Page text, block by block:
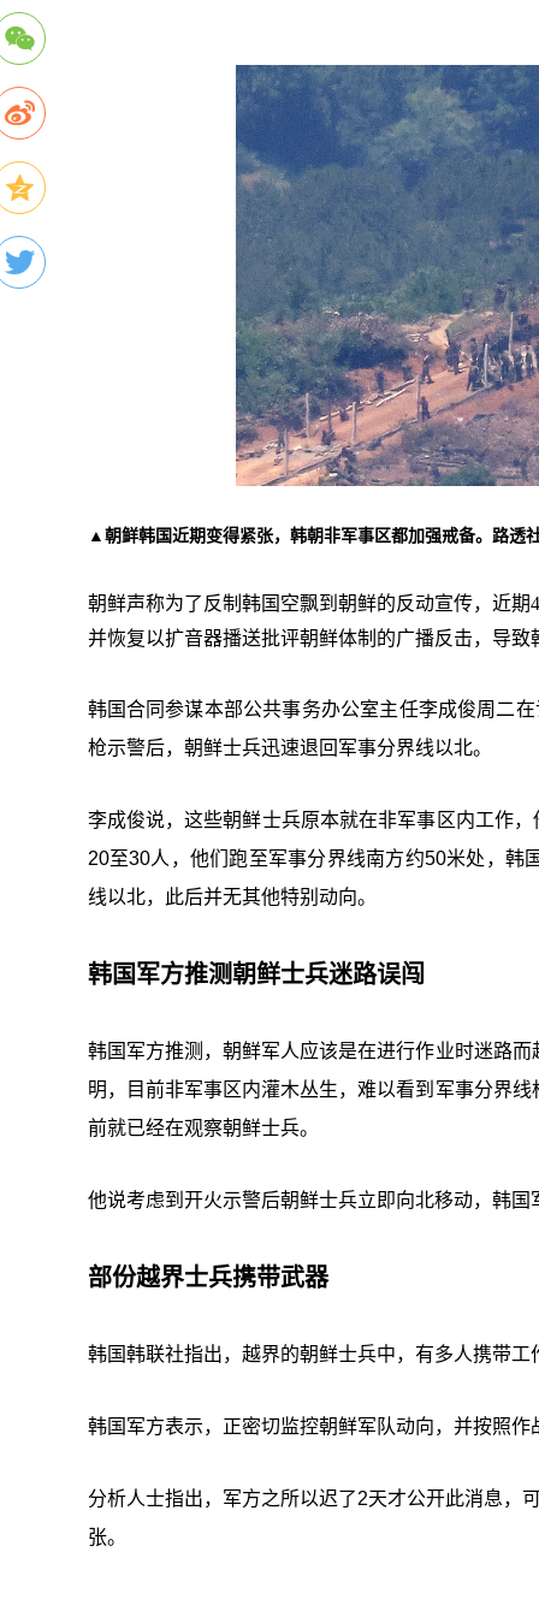
▲朝鲜韩国近期变得紧张，韩朝非军事区都加强戒备。路透
朝鲜声称为了反制韩国空飘到朝鲜的反动宣传，近
并恢复以扩音器播送批评朝鲜体制的广播反击，导致
韩国合同参谋本部公共事务办公室主任李成俊周二
枪示警后，朝鲜士兵迅速退回军事分界线以北。
李成俊说，这些朝鲜士兵原本就在非军事区内工作
20至30人，他们跑至军事分界线南方约50米处，韩
线以北，此后并无其他特别动向。
韩国军方推测朝鲜士兵迷路误闯
韩国军方推测，朝鲜军人应该是在进行作业时迷路
明，目前非军事区内灌木丛生，难以看到军事分界
前就已经在观察朝鲜士兵。
他说考虑到开火示警后朝鲜士兵立即向北移动，韩
部份越界士兵携带武器
韩国韩联社指出，越界的朝鲜士兵中，有多人携带
韩国军方表示，正密切监控朝鲜军队动向，并按照作
分析人士指出，军方之所以迟了2天才公开此消息，
张。